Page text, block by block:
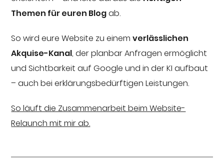
Themen für euren Blogab.
So wird eure Website zu einemverlässlichen
Akquise-Kanal, der planbar Anfragen ermöglicht
und Sichtbarkeit auf Google und in der KI aufbaut
– auch bei erklärungsbedürftigen Leistungen.
So läuft die Zusammenarbeit beim Website-
Relaunch mit mir ab.